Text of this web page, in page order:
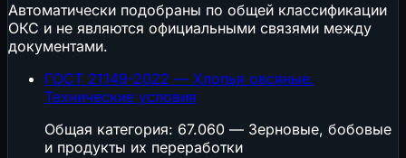
Автоматически подобраны по общей классификации
ОКС и не являются официальными связями между
документами.
ГОСТ 21149-2022 — Хлопья овсяные.
Технические условия
Общая категория: 67.060 — Зерновые, бобовые
и продукты их переработки